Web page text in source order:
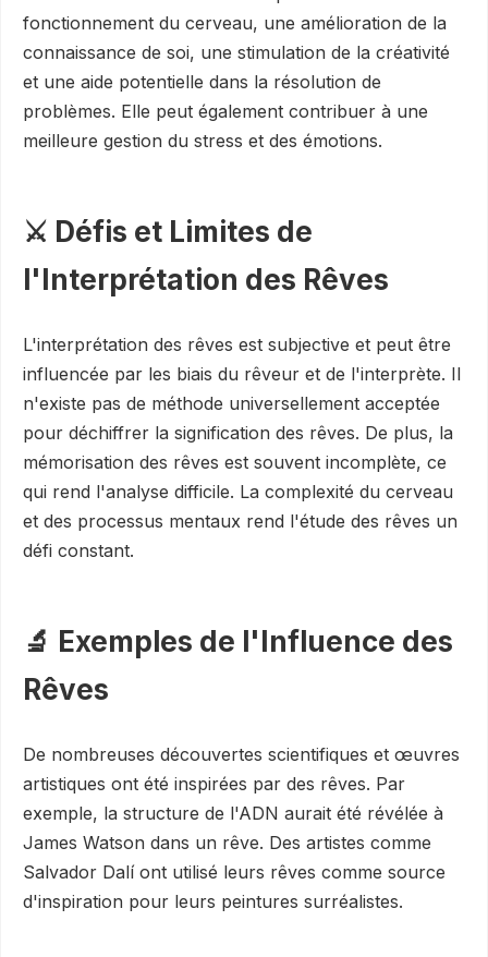
fonctionnement du cerveau, une amélioration de la
connaissance de soi, une stimulation de la créativité
et une aide potentielle dans la résolution de
problèmes. Elle peut également contribuer à une
meilleure gestion du stress et des émotions.
⚔️ Défis et Limites de
l'Interprétation des Rêves
L'interprétation des rêves est subjective et peut être
influencée par les biais du rêveur et de l'interprète. Il
n'existe pas de méthode universellement acceptée
pour déchiffrer la signification des rêves. De plus, la
mémorisation des rêves est souvent incomplète, ce
qui rend l'analyse difficile. La complexité du cerveau
et des processus mentaux rend l'étude des rêves un
défi constant.
🔬 Exemples de l'Influence des
Rêves
De nombreuses découvertes scientifiques et œuvres
artistiques ont été inspirées par des rêves. Par
exemple, la structure de l'ADN aurait été révélée à
James Watson dans un rêve. Des artistes comme
Salvador Dalí ont utilisé leurs rêves comme source
d'inspiration pour leurs peintures surréalistes.